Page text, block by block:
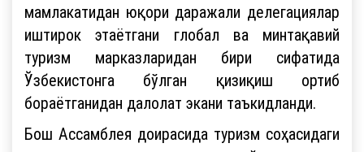
мамлакатидан юқори даражали делегациялар
иштирок этаётгани глобал ва минтақавий
туризм марказларидан бири сифатида
Ўзбекистонга бўлган қизиқиш ортиб
бораётганидан далолат экани таъкидланди.
Бош Ассамблея доирасида туризм соҳасидаги